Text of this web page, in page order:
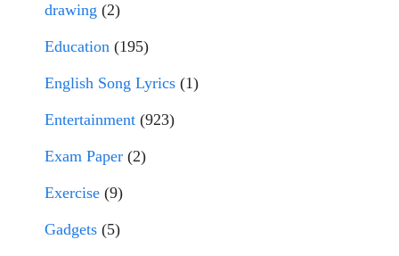
drawing (2)
Education (195)
English Song Lyrics (1)
Entertainment (923)
Exam Paper (2)
Exercise (9)
Gadgets (5)